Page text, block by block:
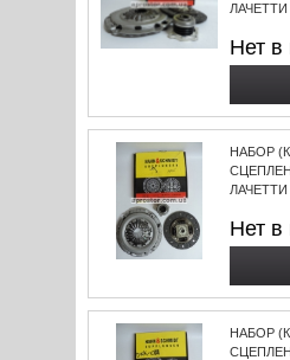
ЛАЧЕТТИ
Нет в
НАБОР
ЛАЧЕТТИ
Нет в
НАБОР